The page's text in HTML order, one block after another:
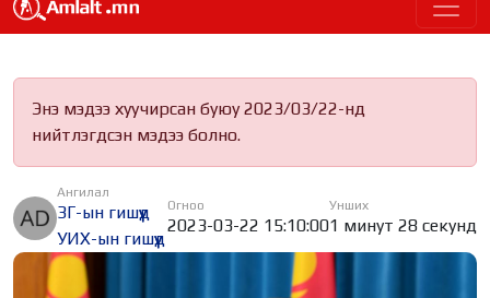
Энэ мэдээ хуучирсан буюу 2023/03/22-нд
нийтлэгдсэн мэдээ болно.
Ангилал
ЗГ-ын гишүүд
УИХ-ын гишүүд
Огноо
2023-03-22 15:10:00
Унших
1 минут 28 секунд